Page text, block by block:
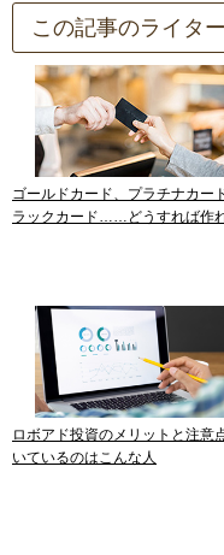
この記事のライタ
ゴールドカード、プラチナカー
ラックカード……どうすれば作
ロボアド投資のメリットと注
いているのはこんな人